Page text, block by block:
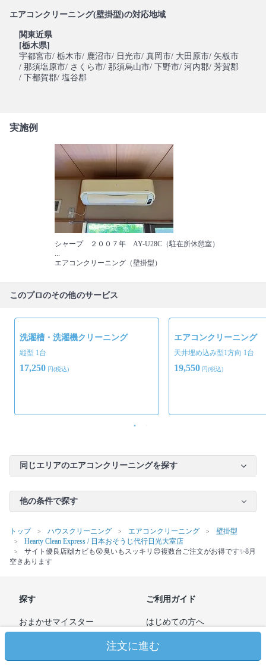
エアコンクリーニング(壁掛型)の対応地域
関東近県
[栃木県]
宇都宮市/ 栃木市/ 鹿沼市/ 日光市/ 真岡市/ 大田原市/ 矢板市
/ 那須塩原市/ さくら市/ 那須烏山市/ 下野市/ 河内郡/ 芳賀郡
/ 下都賀郡/ 塩谷郡
実施例
シャープ ２００７年 AY-U28C（駐在所休憩室）
...
エアコンクリーニング（壁掛型）
このプロのその他のサービス
洗濯槽・洗濯機クリーニング
縦型 1台
17,250 円(税込)
エアコンクリーニング
天井埋め込み型1方向 1台
19,550 円(税込)
同じエリアのエアコンクリーニングを探す
他の条件で探す
トップ ハウスクリーニング エアコンクリーニング
壁掛型
Hearty Clean Express / 日本おそうじ代行日光大室店
サイト優良店🙌カビも😲臭いもスッキリ😊複数台ご注文がお得です✨8月
空きあります
注文に進む
探す
おまかせマイスター
ご利用ガイド
はじめての方へ
ご満足度保証について